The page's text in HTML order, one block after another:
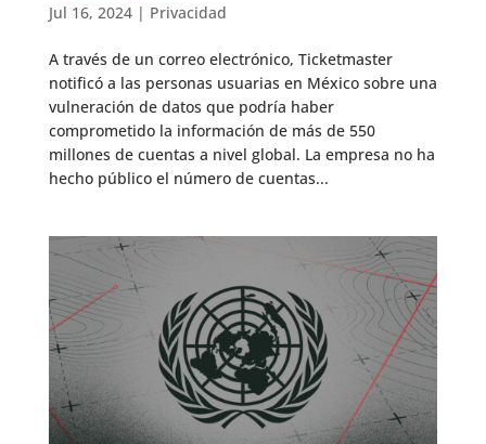
Jul 16, 2024| Privacidad
A través de un correo electrónico, Ticketmaster
notificó a las personas usuarias en México sobre una
vulneración de datos que podría haber
comprometido la información de más de 550
millones de cuentas a nivel global. La empresa no ha
hecho público el número de cuentas...